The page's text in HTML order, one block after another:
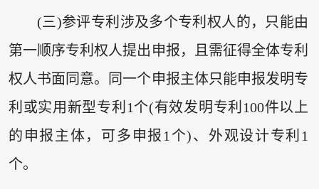
(三)参评专利涉及多个专利权人的，只能由
第一顺序专利权人提出申报，且需征得全体专利
权人书面同意。同一个申报主体只能申报发明专
利或实用新型专利1个(有效发明专利100件以上
的申报主体，可多申报1个)、外观设计专利1
个。